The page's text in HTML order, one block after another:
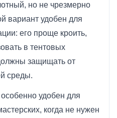
но не чрезмерно
вариант удобен для
его проще кроить,
в тентовых
защищать от
среды.
удобен для
когда не нужен